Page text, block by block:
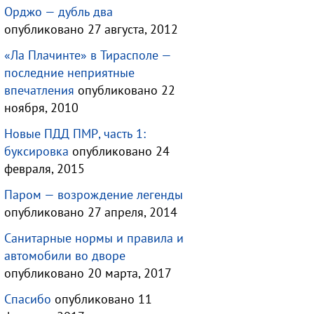
Орджо — дубль два
опубликовано 27 августа, 2012
«Ла Плачинте» в Тирасполе —
последние неприятные
впечатления опубликовано 22
ноября, 2010
Новые ПДД ПМР, часть 1:
буксировка опубликовано 24
февраля, 2015
Паром — возрождение легенды
опубликовано 27 апреля, 2014
Санитарные нормы и правила и
автомобили во дворе
опубликовано 20 марта, 2017
Спасибо опубликовано 11